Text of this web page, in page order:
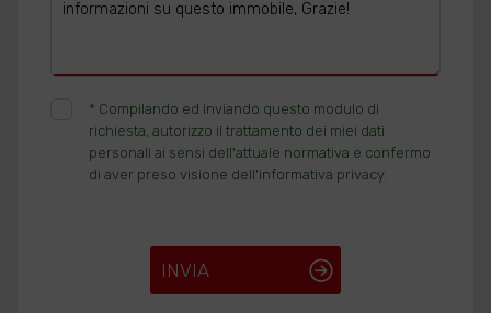
* Compilando ed inviando questo modulo di
richiesta, autorizzo il trattamento dei miei dati
personali ai sensi dell'attuale normativa e confermo
di aver preso visione dell'informativa privacy.
INVIA